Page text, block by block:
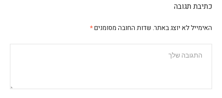
כתיבת תגובה
האימייל לא יוצג באתר. שדות החובה מסומנים*